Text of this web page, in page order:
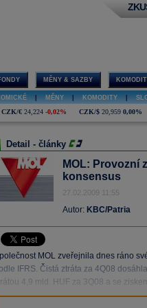
MĚNY & SAZBY
MĚNY KOMODITY
CZK/€ 24,224 -0,02% CZK/$ 20,959 0,00%
Detail - články
MOL: Provozní
konsensus
27.02.2009 11:55
Autor: KBC/Patria
MOL zveřejnila dnes ráno
IFRS. Čistá ztráta za 4Q08
4,9 mld. HUF za 3Q08 a se